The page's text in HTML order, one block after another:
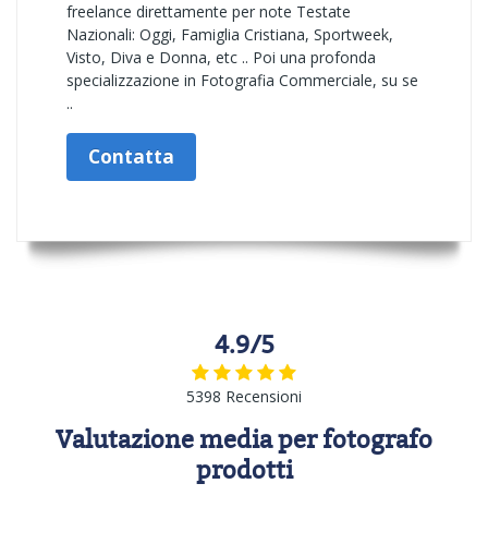
freelance direttamente per note Testate
Nazionali: Oggi, Famiglia Cristiana, Sportweek,
Visto, Diva e Donna, etc .. Poi una profonda
specializzazione in Fotografia Commerciale, su se
..
Contatta
4.9/5
5398 Recensioni
Valutazione media per fotografo
prodotti